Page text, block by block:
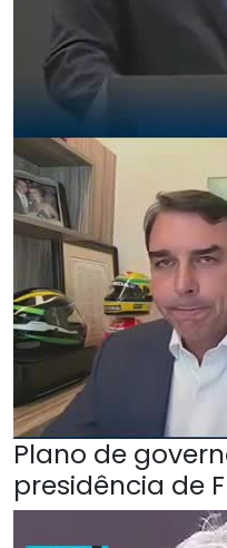
Plano de
presidência de